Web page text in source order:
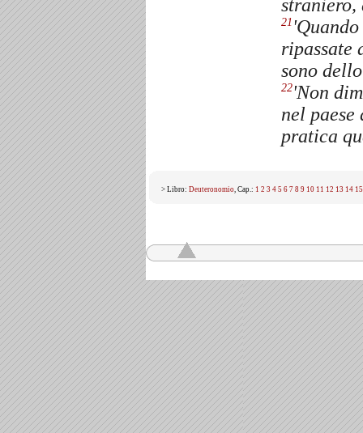
straniero,
21
ripassate
sono
22 'Non
nel
pratica
> Libro: Deuteronomio, Cap.: 1 2 3 4 5 6 7 8 9 10 11 12 13 14 15